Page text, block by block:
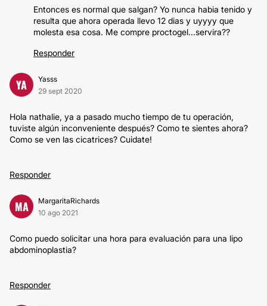
Entonces es normal que salgan? Yo nunca habia tenido y
resulta que ahora operada llevo 12 dias y uyyyy que
molesta esa cosa. Me compre proctogel...servira??
Responder
YA
Yasss
29 sept 2020
Hola nathalie, ya a pasado mucho tiempo de tu operación,
tuviste algún inconveniente después? Como te sientes ahora?
Como se ven las cicatrices? Cuidate!
Responder
MA
MargaritaRichards
10 ago 2021
Como puedo solicitar una hora para evaluación para una lipo
abdominoplastia?
Responder